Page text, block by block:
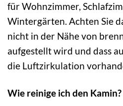
für Wohnzimmer,
Wintergärten. Achten Sie
nicht in der Nähe von
aufgestellt wird und dass
die Luftzirkulation
Wie reinige ich den Kamin?